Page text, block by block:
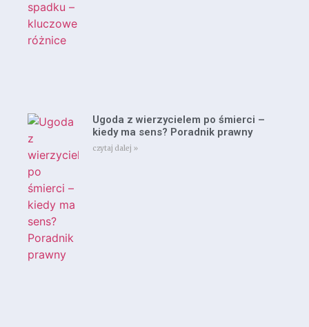
Ugoda z wierzycielem po śmierci –
kiedy ma sens? Poradnik prawny
czytaj dalej »